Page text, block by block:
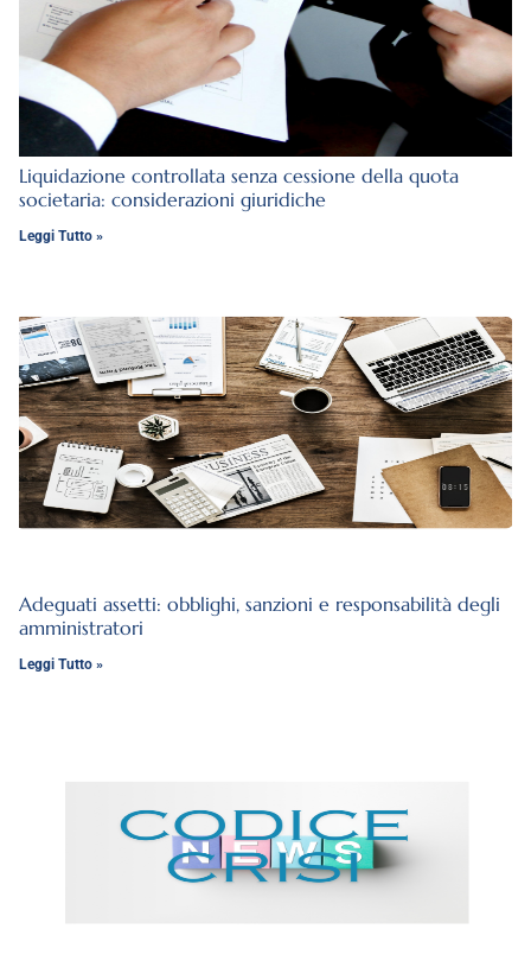
Liquidazione controllata senza cessione della quota
societaria: considerazioni giuridiche
Leggi Tutto »
Adeguati assetti: obblighi, sanzioni e responsabilità degli
amministratori
Leggi Tutto »